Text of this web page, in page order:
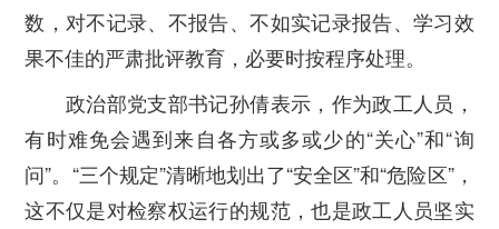
数，对不记录、不报告、不如实记录报告、学习效
果不佳的严肃批评教育，必要时按程序处理。
政治部党支部书记孙倩表示，作为政工人员，
有时难免会遇到来自各方或多或少的“关心”和“询
问”。“三个规定”清晰地划出了“安全区”和“危险区”，
这不仅是对检察权运行的规范，也是政工人员坚实